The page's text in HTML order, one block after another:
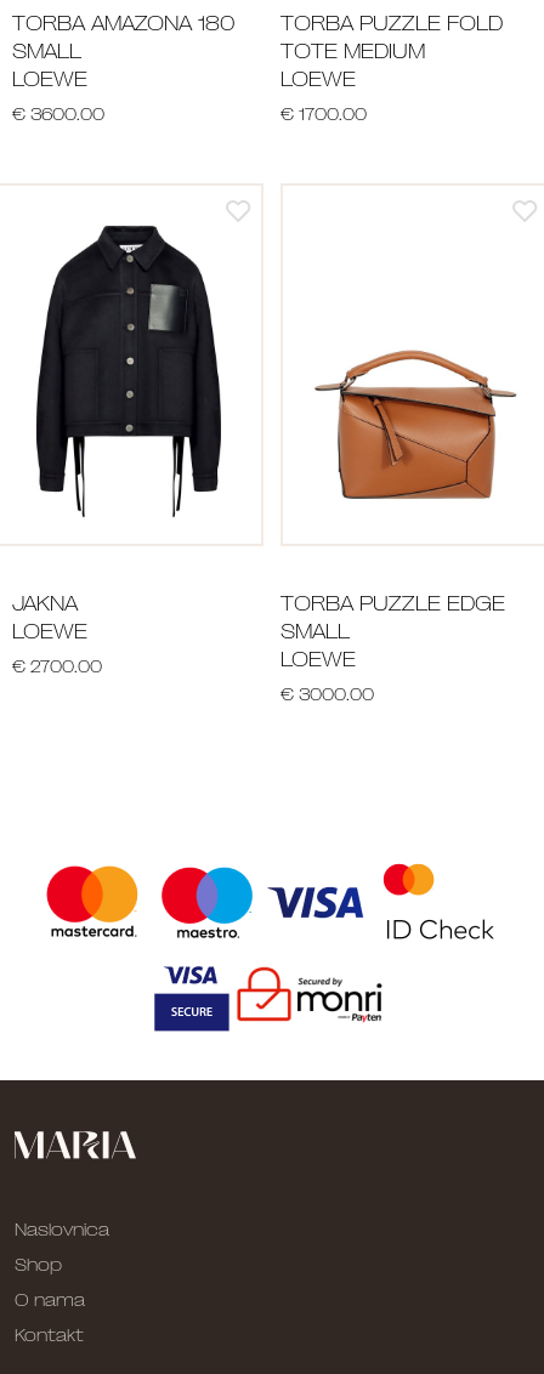
TORBA AMAZONA 180
SMALL
LOEWE
€ 3600.00
TORBA PUZZLE FOLD
TOTE MEDIUM
LOEWE
€ 1700.00
JAKNA
LOEWE
€ 2700.00
TORBA PUZZLE EDGE
SMALL
LOEWE
€ 3000.00
Naslovnica
Shop
O nama
Kontakt